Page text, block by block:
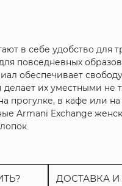
в себе удобство для
повседневных
обеспечивает
их уместными не
прогулке, в кафе или на
Armani Exchange
ДОСТАВКА И